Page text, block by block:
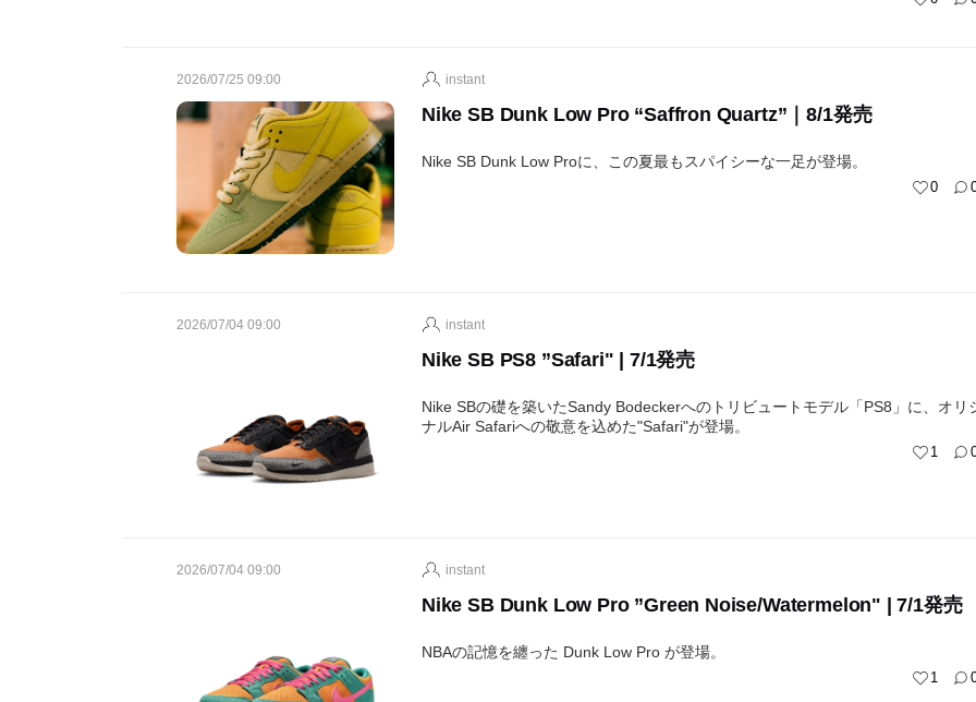
2026/07/25 09:00 instant
Nike SB Dunk Low Pro “Saffron Quartz”｜8/1発売
Nike SB Dunk Low Proに、この夏最もスパイシーな一足が登場。
0
2026/07/04 09:00 instant
Nike SB PS8 ”Safari" | 7/1発売
Nike SBの礎を築いたSandy Bodeckerへのトリビュートモデル「PS8」に、オリ
ナルAir Safariへの敬意を込めた"Safari"が登場。
1
2026/07/04 09:00 instant
Nike SB Dunk Low Pro ”Green Noise/Watermelon" | 7/1発売
NBAの記憶を纏った Dunk Low Pro が登場。
1